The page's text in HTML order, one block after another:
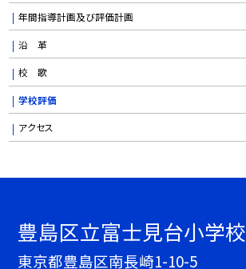
年間指導計画及び評価計画
沿 革
校 歌
学校評価
アクセス
豊島区立富士見台小学校
東京都豊島区南長崎1-10-5